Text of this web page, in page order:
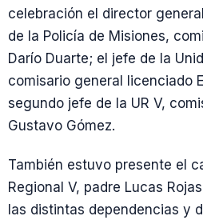
celebración el director
de la Policía de Misiones,
Darío Duarte; el jefe de la
comisario general licenciado
segundo jefe de la UR V,
Gustavo Gómez.
También estuvo presente el
Regional V, padre Lucas
las distintas dependencias y